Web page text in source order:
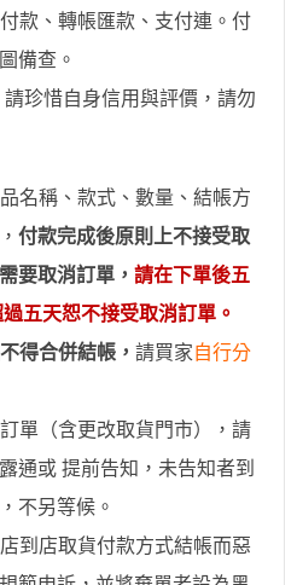
款、 轉帳匯款、支付連。付
備查。
請珍惜自身信用與評價，請勿
名稱、款式、數量、結帳方
付款完成後原則上不接受取
要取消訂單， 請在下單後五
五天恕不接受取消訂單。
得合併結帳 ， 請買家自行分
單（含更改取貨門市），請
通或 提前告知，未告知者到
不另等候。
店到店取貨付款方式結帳而惡